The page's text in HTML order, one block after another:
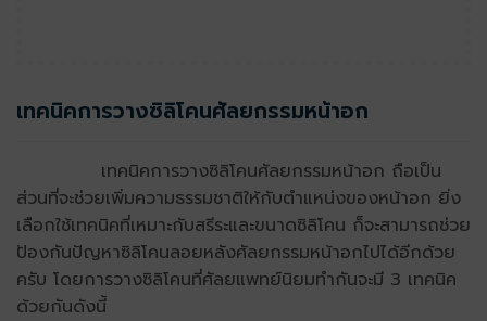
เทคนิคการวางซิลิโคนศัลยกรรมหน้าอก
เทคนิคการวางซิลิโคนศัลยกรรมหน้าอก ถือเป็น
ส่วนที่จะช่วยเพิ่มความธรรมชาติให้กับตำแหน่งของหน้าอก ยิ่ง
เลือกใช้เทคนิคที่เหมาะกับสรีระและขนาดซิลิโคน ก็จะสามารถช่วย
ป้องกันปัญหาซิลิโคนลอยหลังศัลยกรรมหน้าอกไปได้อีกด้วย
ครับ โดยการวางซิลิโคนที่ศัลยแพทย์นิยมทำกันจะมี 3 เทคนิค
ด้วยกันดังนี้